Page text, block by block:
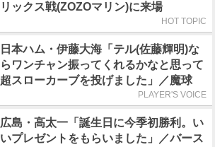
リックス戦(ZOZOマリン)に来場
HOT TOPIC
日本ハム・伊藤大海「テル(佐藤輝明)な
らワンチャン振ってくれるかなと思って
超スローカーブを投げました」／魔球
PLAYER'S VOICE
広島・高太一「誕生日に今季初勝利。い
いプレゼントをもらいました」／バース